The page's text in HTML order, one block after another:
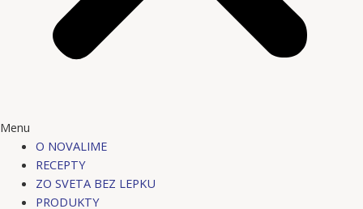
Menu
O NOVALIME
RECEPTY
ZO SVETA BEZ LEPKU
PRODUKTY